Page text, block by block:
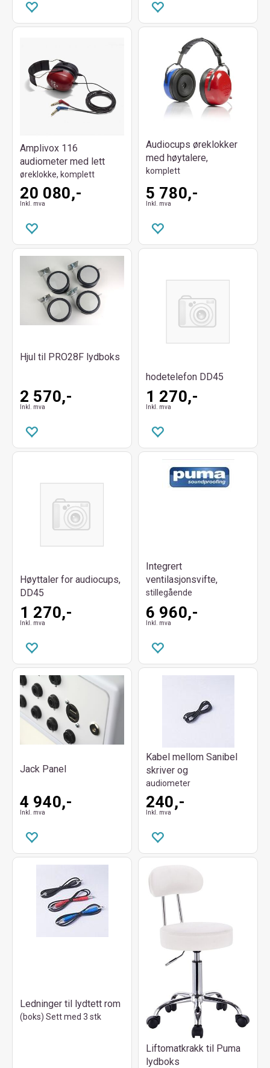
Amplivox 116
audiometer med lett
øreklokke, komplett
20 080,-
Inkl. mva
Audiocups øreklokker
med høytalere,
komplett
5 780,-
Inkl. mva
Hjul til PRO28F lydboks
2 570,-
Inkl. mva
hodetelefon DD45
1 270,-
Inkl. mva
Høyttaler for audiocups,
DD45
1 270,-
Inkl. mva
Integrert
ventilasjonsvifte,
stillegående
6 960,-
Inkl. mva
Jack Panel
4 940,-
Inkl. mva
Kabel mellom Sanibel
skriver og
audiometer
240,-
Inkl. mva
Ledninger til lydtett rom
(boks) Sett med 3 stk
Liftomatkrakk til Puma
lydboks